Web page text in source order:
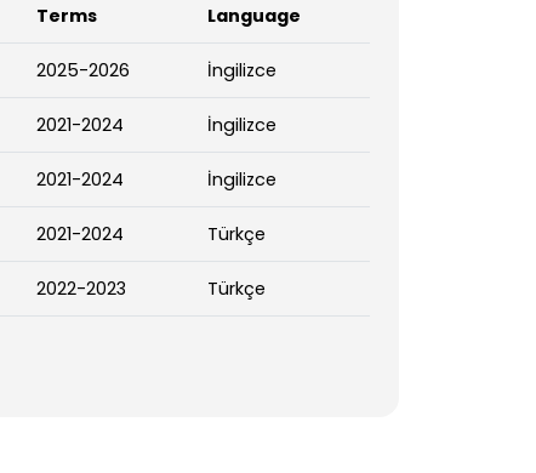
Terms Language
2025-2026 İngilizce
2021-2024 İngilizce
2021-2024 İngilizce
2021-2024 Türkçe
2022-2023 Türkçe